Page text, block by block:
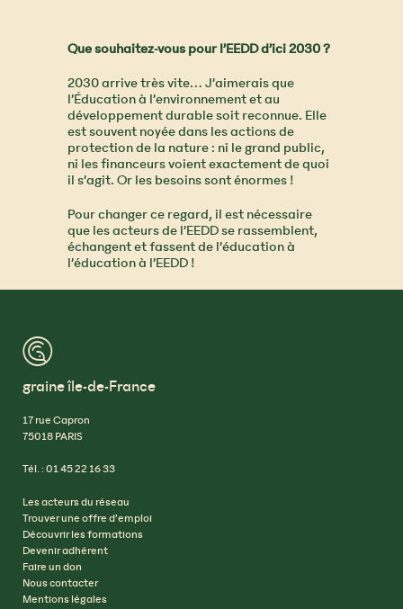
Que souhaitez-vous pour l’EEDD d’ici 2030 ?
2030 arrive très vite… J’aimerais que
l’Éducation à l’environnement et au
développement durable soit reconnue. Elle
est souvent noyée dans les actions de
protection de la nature : ni le grand public,
ni les financeurs voient exactement de quoi
il s’agit. Or les besoins sont énormes !
Pour changer ce regard, il est nécessaire
que les acteurs de l’EEDD se rassemblent,
échangent et fassent de l’éducation à
l’éducation à l’EEDD !
™
graine île-de-France
17 rue Capron
75018 PARIS
Tél. : 01 45 22 16 33
Les acteurs du réseau
Trouver une offre d’emploi
Découvrir les formations
Devenir adhérent
Faire un don
Nous contacter
Mentions légales